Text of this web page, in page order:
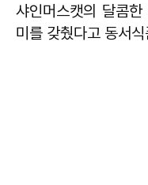
샤인머스캣의 달콤
미를 갖췄다고 동서